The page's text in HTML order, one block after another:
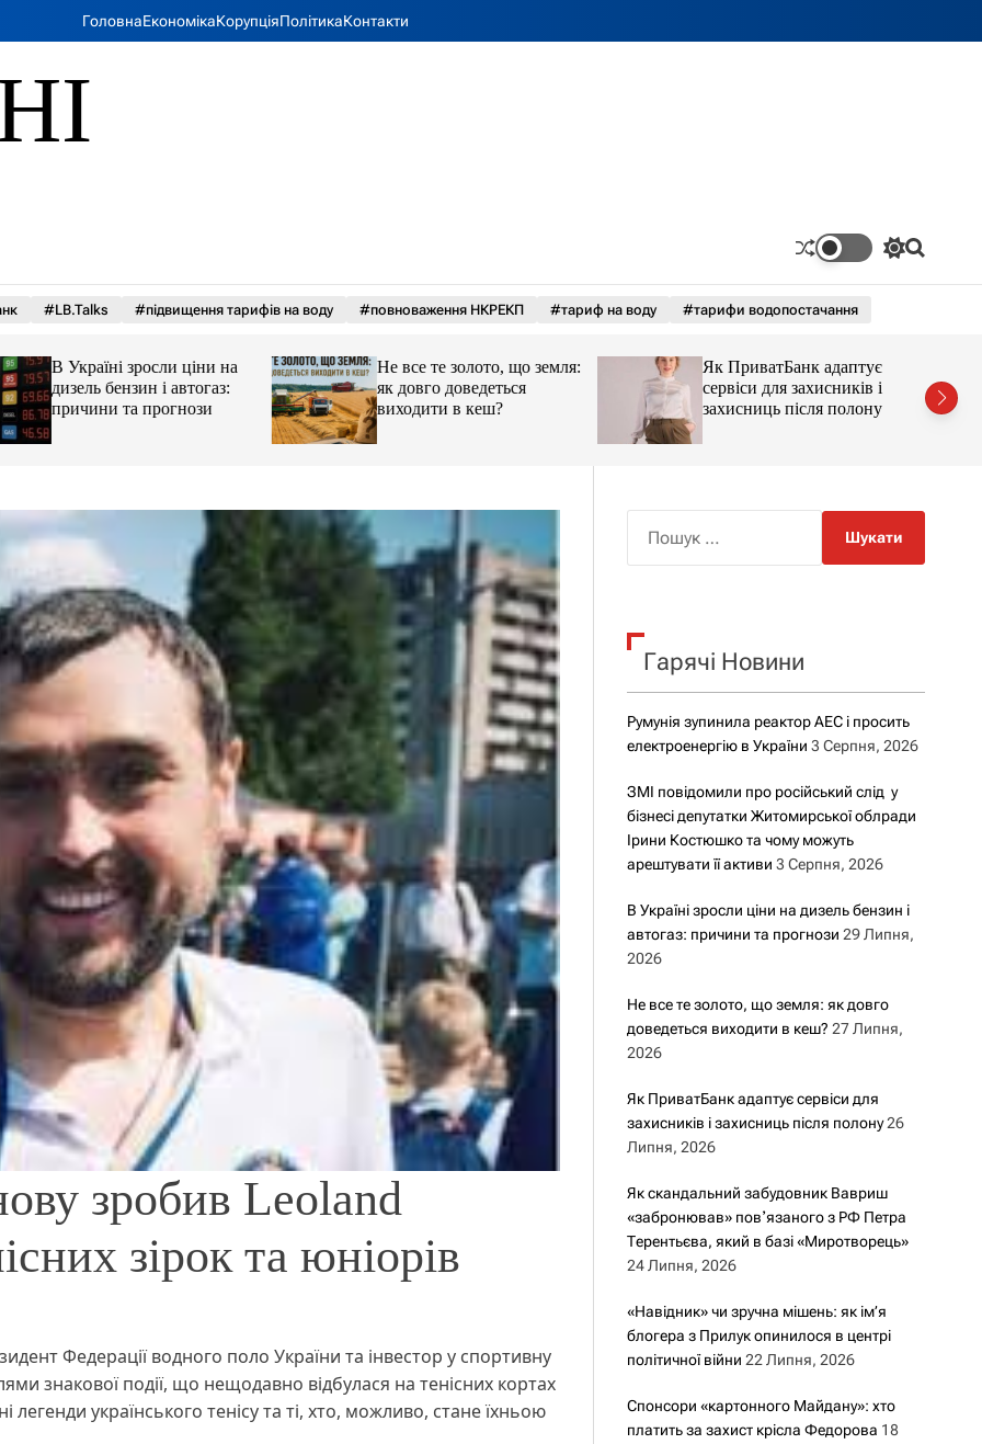
ГоловнаЕкономікаКорупціяПолітикаКонтакти
П
к
а
ч
р
о
у
П
#LB.Talks #підвищення тарифів на воду #повноваження НКРЕКП #тариф на воду #тарифи водопостачання
В Україні зросли ціни на
дизель бензин і автогаз:
причини та прогнози
Не все те золото, що земля:
як довго доведеться
виходити в кеш?
Як ПриватБанк адаптує
сервіси для захисників і
захисниць після полону
зробив Leoland
зірок та юніорів
Федерації водного поло України та інвестор у спортивну
знакової події, що нещодавно відбулася на тенісних кортах
українського тенісу та ті, хто, можливо, стане їхньою
к
Гарячі Новини
Румунія зупинила реактор АЕС і просить
електроенергію в України 3 Серпня, 2026
ЗМІ повідомили про російський слід у
бізнесі депутатки Житомирської облради
Ірини Костюшко та чому можуть
арештувати її активи 3 Серпня, 2026
В Україні зросли ціни на дизель бензин і
автогаз: причини та прогнози 29 Липня,
2026
Не все те золото, що земля: як довго
доведеться виходити в кеш? 27 Липня,
2026
Як ПриватБанк адаптує сервіси для
захисників і захисниць після полону 26
Липня, 2026
Як скандальний забудовник Вавриш
«забронював» повʼязаного з РФ Петра
Терентьєва, який в базі «Миротворець»
24 Липня, 2026
«Навідник» чи зручна мішень: як ім’я
блогера з Прилук опинилося в центрі
політичної війни 22 Липня, 2026
Спонсори «картонного Майдану»: хто
платить за захист крісла Федорова 18